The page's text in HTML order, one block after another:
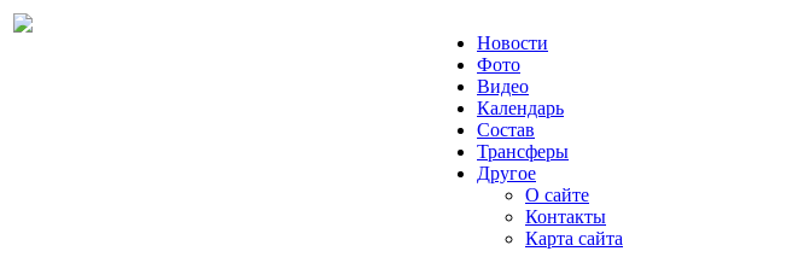
Новости
Фото
Видео
Календарь
Состав
Трансферы
Другое
О сайте
Контакты
Карта сайта